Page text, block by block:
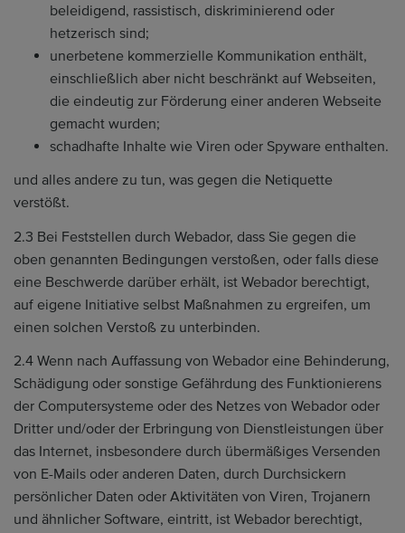
beleidigend, rassistisch, diskriminierend oder
hetzerisch sind;
unerbetene kommerzielle Kommunikation enthält,
einschließlich aber nicht beschränkt auf Webseiten,
die eindeutig zur Förderung einer anderen Webseite
gemacht wurden;
schadhafte Inhalte wie Viren oder Spyware enthalten.
und alles andere zu tun, was gegen die Netiquette
verstößt.
2.3 Bei Feststellen durch Webador, dass Sie gegen die
oben genannten Bedingungen verstoßen, oder falls diese
eine Beschwerde darüber erhält, ist Webador berechtigt,
auf eigene Initiative selbst Maßnahmen zu ergreifen, um
einen solchen Verstoß zu unterbinden.
2.4 Wenn nach Auffassung von Webador eine Behinderung,
Schädigung oder sonstige Gefährdung des Funktionierens
der Computersysteme oder des Netzes von Webador oder
Dritter und/oder der Erbringung von Dienstleistungen über
das Internet, insbesondere durch übermäßiges Versenden
von E-Mails oder anderen Daten, durch Durchsickern
persönlicher Daten oder Aktivitäten von Viren, Trojanern
und ähnlicher Software, eintritt, ist Webador berechtigt,